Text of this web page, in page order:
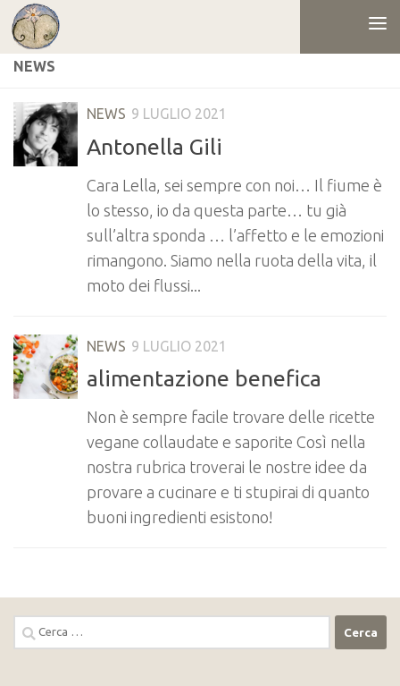
Salta al contenuto
NEWS
NEWS 9 LUGLIO 2021
Antonella Gili
Cara Lella, sei sempre con noi… Il fiume è
lo stesso, io da questa parte… tu già
sull’altra sponda … l’affetto e le emozioni
rimangono. Siamo nella ruota della vita, il
moto dei flussi...
NEWS 9 LUGLIO 2021
alimentazione benefica
Non è sempre facile trovare delle ricette
vegane collaudate e saporite Così nella
nostra rubrica troverai le nostre idee da
provare a cucinare e ti stupirai di quanto
buoni ingredienti esistono!
Ricerca
per: